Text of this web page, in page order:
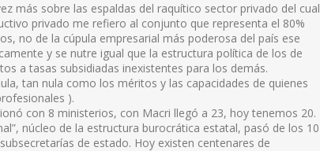
más sobre las espaldas del raquítico sector privado del cual
privado me refiero al conjunto que representa el 80%
no de la cúpula empresarial más poderosa del país ese
y se nutre igual que la estructura política de los de
a tasas subsidiadas inexistentes para los demás.
tan nula como los méritos y las capacidades de quienes
).
con 8 ministerios, con Macri llegó a 23, hoy tenemos 20.
núcleo de la estructura burocrática estatal, pasó de los 10
de estado. Hoy existen centenares de